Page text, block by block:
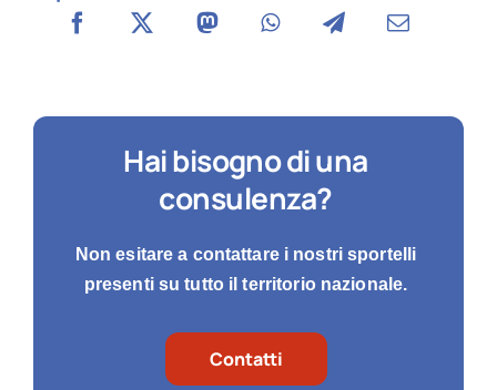
Hai bisogno di una
consulenza?
Non esitare a contattare i nostri sportelli
presenti su tutto il territorio nazionale.
Contatti